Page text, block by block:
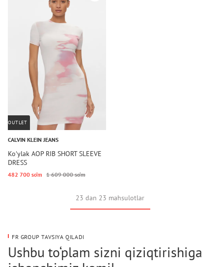
OUTLET
CALVIN KLEIN JEANS
Koʻylak AOP RIB SHORT SLEEVE
DRESS
482 700 so‘m 1 609 000 so‘m
23 dan 23 mahsulotlar
FR GROUP TAVSIYA QILADI
Ushbu to‘plam sizni qiziqtirishiga